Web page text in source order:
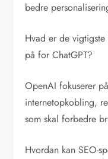
bedre
Hvad er de
på for ChatGPT?
OpenAI fokuserer
internetopkobling,
som skal forbedre
Hvordan kan SEO-